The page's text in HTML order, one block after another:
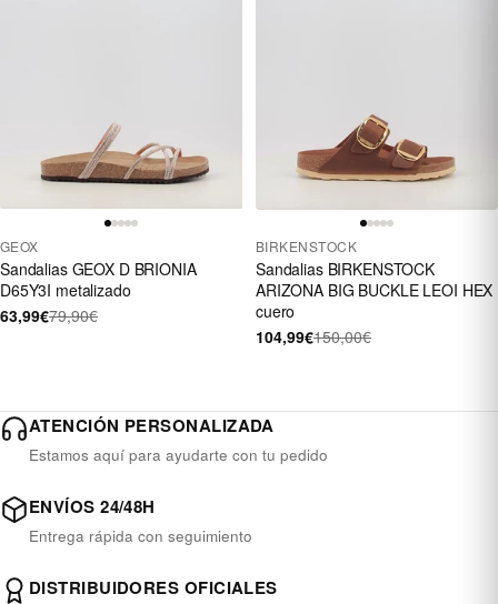
GEOX
Sandalias GEOX D BRIONIA
D65Y3I metalizado
63,99€79,90€
BIRKENSTOCK
Sandalias BIRKENSTOCK
ARIZONA BIG BUCKLE LEOI HEX
cuero
104,99€150,00€
ATENCIÓN PERSONALIZADA
Estamos aquí para ayudarte con tu pedido
ENVÍOS 24/48H
Entrega rápida con seguimiento
DISTRIBUIDORES OFICIALES